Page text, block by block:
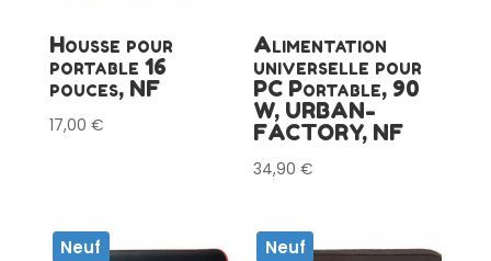
Housse pour
portable 16
pouces, NF
17,00 €
Alimentation
universelle pour
PC Portable, 90
W, URBAN-
FACTORY, NF
34,90€
Neuf Neuf